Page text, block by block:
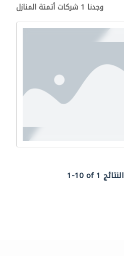
وجدنا 1 شركات أتمتة المنازل
1-10 of 1 النتائج